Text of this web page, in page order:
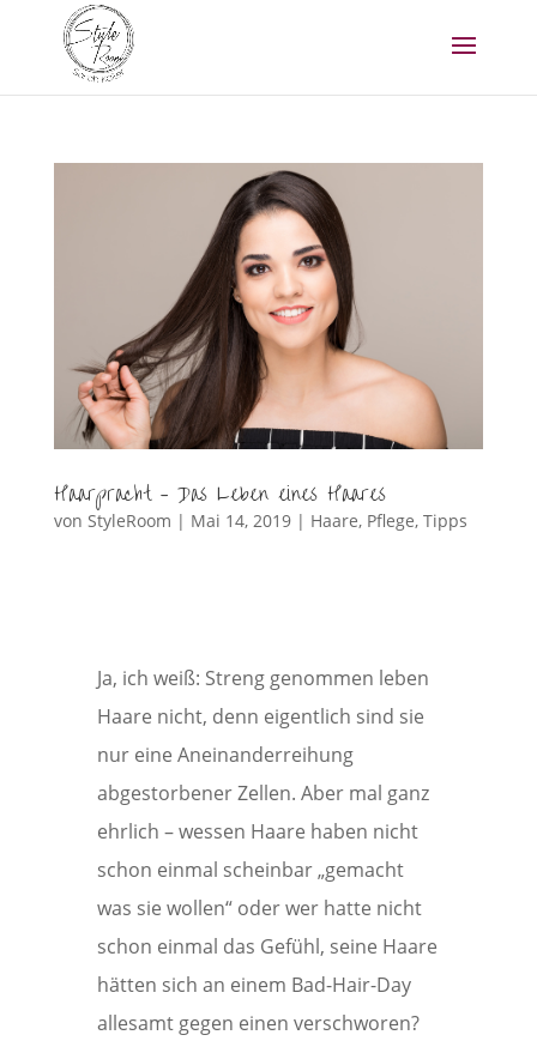
Haarpracht – Das Leben eines Haares
von StyleRoom | Mai 14, 2019| Haare, Pflege, Tipps
Ja, ich weiß: Streng genommen leben
Haare nicht, denn eigentlich sind sie
nur eine Aneinanderreihung
abgestorbener Zellen. Aber mal ganz
ehrlich – wessen Haare haben nicht
schon einmal scheinbar „gemacht
was sie wollen“ oder wer hatte nicht
schon einmal das Gefühl, seine Haare
hätten sich an einem Bad-Hair-Day
allesamt gegen einen verschworen?